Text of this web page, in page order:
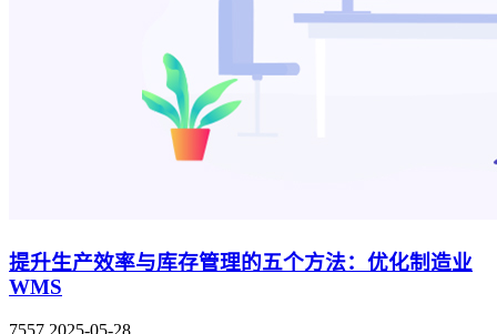
提升生产效率与库存管理的五个方法：优化制造业
WMS
7557 2025-05-28